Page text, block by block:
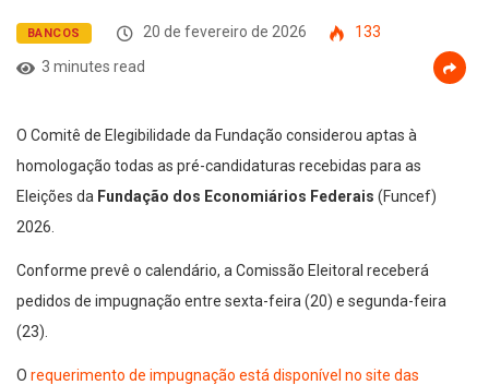
BANCOS 20 de fevereiro de 2026
133
3 minutes read
O Comitê de Elegibilidade da Fundação considerou aptas à
homologação todas as pré-candidaturas recebidas para as
Eleições da Fundação dos Economiários Federais (Funcef)
2026.
Conforme prevê o calendário, a Comissão Eleitoral receberá
pedidos de impugnação entre sexta-feira (20) e segunda-feira
(23).
O requerimento de impugnação está disponível no site das